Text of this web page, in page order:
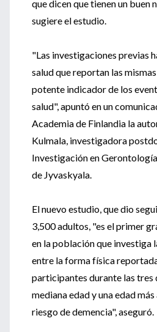
que dicen que tienen un buen
sugiere el estudio.
"Las investigaciones previas
salud que reportan las
potente indicador de los
salud", apuntó en un
Academia de Finlandia la
Kulmala, investigadora
Investigación en
de Jyvaskyala.
El nuevo estudio, que dio
3,500 adultos, "es el primer
en la población que investiga
entre la forma física
participantes durante las tres
mediana edad y una edad
riesgo de demencia", aseguró.